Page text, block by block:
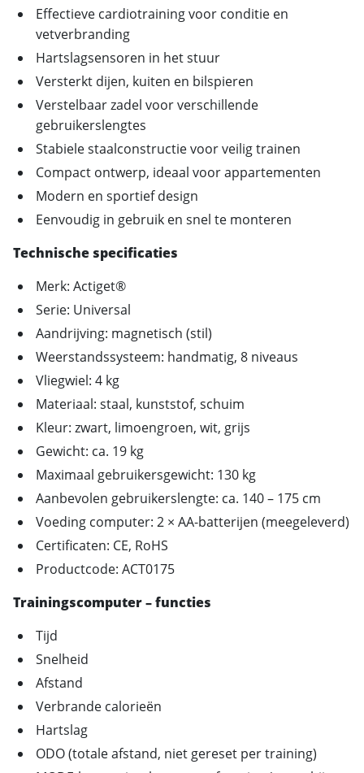
Effectieve cardiotraining voor conditie en
vetverbranding
Hartslagsensoren in het stuur
Versterkt dijen, kuiten en bilspieren
Verstelbaar zadel voor verschillende
gebruikerslengtes
Stabiele staalconstructie voor veilig trainen
Compact ontwerp, ideaal voor appartementen
Modern en sportief design
Eenvoudig in gebruik en snel te monteren
Technische specificaties
Merk: Actiget®
Serie: Universal
Aandrijving: magnetisch (stil)
Weerstandssysteem: handmatig, 8 niveaus
Vliegwiel: 4 kg
Materiaal: staal, kunststof, schuim
Kleur: zwart, limoengroen, wit, grijs
Gewicht: ca. 19 kg
Maximaal gebruikersgewicht: 130 kg
Aanbevolen gebruikerslengte: ca. 140 – 175 cm
Voeding computer: 2 × AA-batterijen (meegeleverd)
Certificaten: CE, RoHS
Productcode: ACT0175
Trainingscomputer – functies
Tijd
Snelheid
Afstand
Verbrande calorieën
Hartslag
ODO (totale afstand, niet gereset per training)